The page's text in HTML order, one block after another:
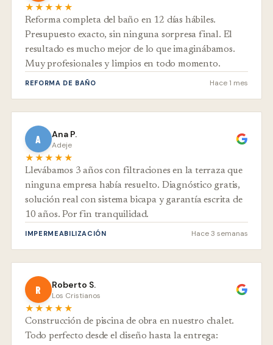
★★★★★
Reforma completa del baño en 12 días hábiles.
Presupuesto exacto, sin ninguna sorpresa final. El
resultado es mucho mejor de lo que imaginábamos.
Muy profesionales y limpios en todo momento.
REFORMA DE BAÑO Hace 1 mes
A Ana P.
Adeje
★★★★★
Llevábamos 3 años con filtraciones en la terraza que
ninguna empresa había resuelto. Diagnóstico gratis,
solución real con sistema bicapa y garantía escrita de
10 años. Por fin tranquilidad.
IMPERMEABILIZACIÓN Hace 3 semanas
R Roberto S.
Los Cristianos
★★★★★
Construcción de piscina de obra en nuestro chalet.
Todo perfecto desde el diseño hasta la entrega: